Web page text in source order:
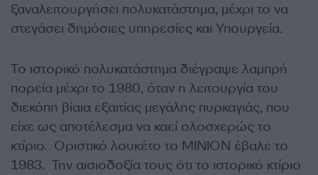
ξαναλειτουργήσει πολυκατάστημα, μέχρι το να
στεγάσει δημόσιες υπηρεσίες και Υπουργεία.
Το ιστορικό πολυκατάστημα διέγραψε λαμπρή
πορεία μέχρι το 1980, όταν η λειτουργία του
διεκόπη βίαια εξαιτίας μεγάλης πυρκαγιάς, που
είχε ως αποτέλεσμα να καεί ολοσχερώς το
κτίριο. Οριστικό λουκέτο το ΜΙΝΙΟΝ έβαλε το
1983. Την αισιοδοξία τους ότι το ιστορικό κτίριο